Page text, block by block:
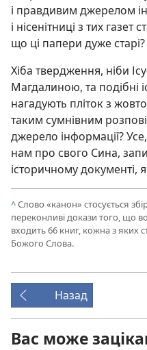
і правдивим джерелом
і нісенітниці з тих
що ці папери дуже
Хіба твердження, ніби
Магдалиною, та подібні
нагадують пліток з
таким сумнівним
джерело інформації?
нам про свого Сина,
історичному документі,
^Слово «канон» стосується
переконливі докази того, що
входить 66 книг, кожна з яких
Божого Слова.
Назад
Вас може